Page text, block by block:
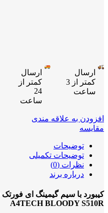
ارسال
کمتر از 3
ساعت
ارسال
کمتر از
24
ساعت
افزودن به علاقه مندی
مقایسه
توضیحات
توضیحات تکمیلی
نظرات (0)
درباره برند
A4TECH BLOODY S510R